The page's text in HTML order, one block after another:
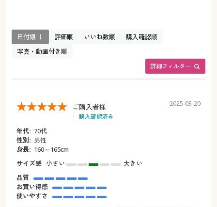
詳細フィルター
日付順 ↓ 評価順 いいね数順
購入確認順
写真・動画付き順
ご購入者様
購入確認済み
2025-03-20
年代: 70代
性別: 男性
身長: 160～165cm
サイズ感 小さい
大きい
品質
お買い得感
使いやすさ